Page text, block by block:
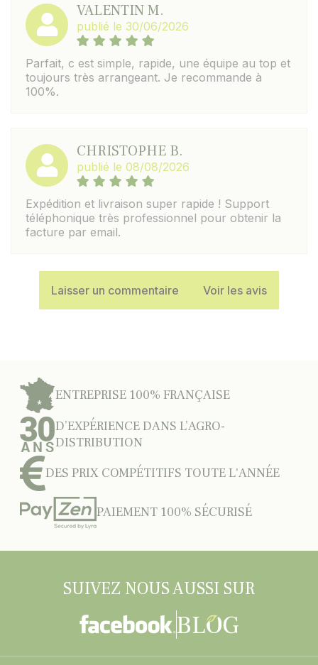
VALENTIN M.
publié le 30/06/2026
Parfait, c est simple, rapide, une équipe au top et
toujours très arrangeant. Je recommande à
100%.
CHRISTOPHE B.
publié le 08/08/2026
Expédition et livraison super rapide ! Support
téléphonique très professionnel pour obtenir la
facture par email.
Laisser un commentaire Voir les avis
ENTREPRISE 100% FRANÇAISE
D’EXPÉRIENCE DANS L’AGRO-
DISTRIBUTION
DES PRIX COMPÉTITIFS TOUTE L'ANNÉE
PAIEMENT 100% SÉCURISÉ
SUIVEZ NOUS AUSSI SUR